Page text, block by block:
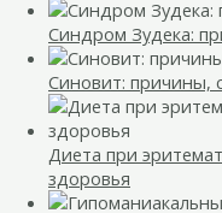
Синдром Зудека:
Синовит: причины,
Диета при
здоровья